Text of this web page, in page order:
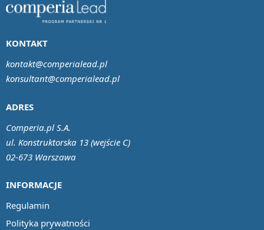
INFORMACJE
Regulamin
Polityka prywatności
ADRES
Comperia.pl S.A.
ul. Konstruktorska 13 (wejście C)
02-673 Warszawa
KONTAKT
kontakt@comperialead.pl
konsultant@comperialead.pl